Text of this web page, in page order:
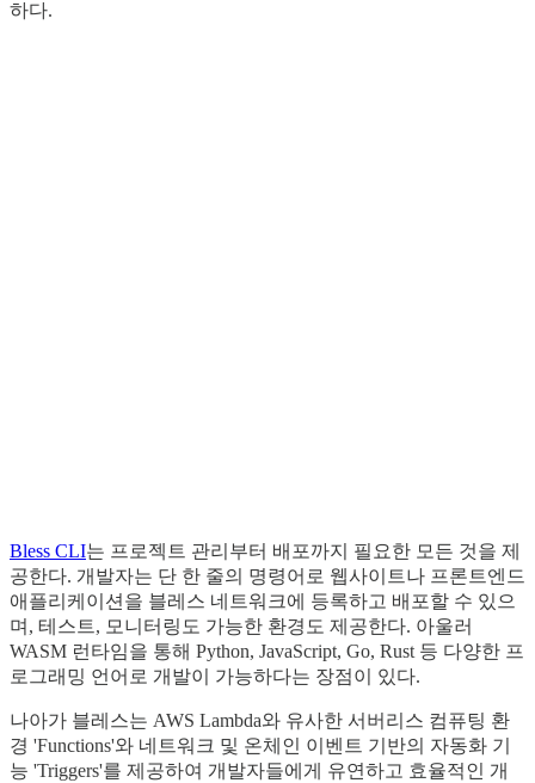
하다.
Bless CLI는 프로젝트 관리부터 배포까지 필요한 모든 것을 제
공한다. 개발자는 단 한 줄의 명령어로 웹사이트나 프론트엔드
애플리케이션을 블레스 네트워크에 등록하고 배포할 수 있으
며, 테스트, 모니터링도 가능한 환경도 제공한다. 아울러
WASM 런타임을 통해 Python, JavaScript, Go, Rust 등 다양한 프
로그래밍 언어로 개발이 가능하다는 장점이 있다.
나아가 블레스는 AWS Lambda와 유사한 서버리스 컴퓨팅 환
경 'Functions'와 네트워크 및 온체인 이벤트 기반의 자동화 기
능 'Triggers'를 제공하여 개발자들에게 유연하고 효율적인 개